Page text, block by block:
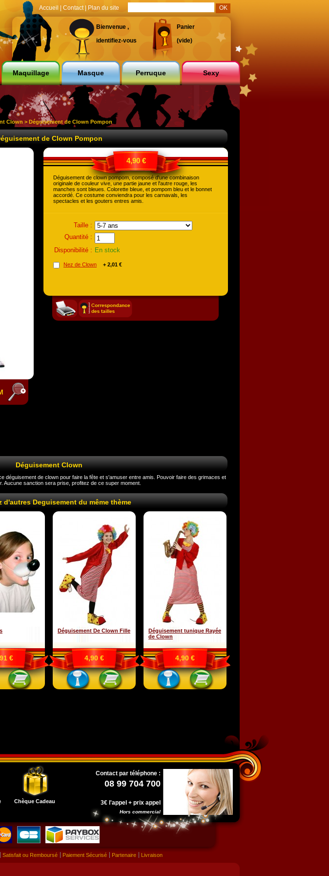
Accueil | Contact | Plan du site
Bienvenue ,
identifiez-vous
Panier
(vide)
Maquillage Masque Perruque Sexy
Clown > Déguisement de Clown Pompon
de Clown Pompon
4,90 €
Déguisement de clown pompom, composé d'une combinaison
originale de couleur vive, une partie jaune et l'autre rouge, les
manches sont bleues. Colorette bleue, et pompom bleu et le bonnet
accordé. Ce costume conviendra pour les carnavals, les
spectacles et les gouters entres amis.
Taille :
Quantité :
Disponibilité : En stock
Nez de Clown + 2,01 €
Déguisement Clown
déguisement de clown pour faire la fête et s'amuser entre amis. Pouvoir faire des grimaces et
sanction sera prise, profitez de ce super moment.
d'autres Deguisement du même thème
€
Déguisement De Clown Fille
4,90 €
Déguisement tunique Rayée
de Clown
4,90 €
Chèque Cadeau
Contact par téléphone :
08 99 704 700
3€ l'appel + prix appel
Hors commercial
Satisfait ou Remboursé Paiement Sécurisé Partenaire Livraison